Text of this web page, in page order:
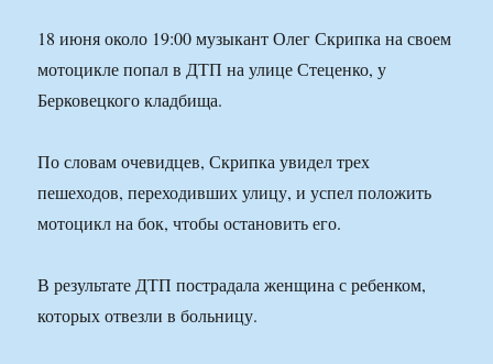
18 июня около 19:00 музыкант Олег Скрипка на своем
мотоцикле попал в ДТП на улице Стеценко, у
Берковецкого кладбища.
По словам очевидцев, Скрипка увидел трех
пешеходов, переходивших улицу, и успел положить
мотоцикл на бок, чтобы остановить его.
В результате ДТП пострадала женщина с ребенком,
которых отвезли в больницу.